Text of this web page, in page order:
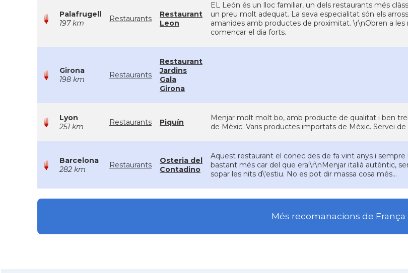
Palafrugell
197 km
Restaurants
Restaurant
Leon
EL León és un lloc familiar, un dels restaurants més
un preu molt adequat. La seva especialitat són els
amanides amb productes de proximitat. \r\nObren a
comencar el dia forts.
Girona
198 km
Restaurants
Restaurant
Jardins
Gala
Girona
Lyon
251 km
Restaurants Piquín
Menjar molt molt bo, amb producte de qualitat i ben
de Mèxic. Varis productes importats de Mèxic. Servei
Barcelona
282 km
Restaurants
Osteria del
Contadino
Aquest restaurant el conec des de fa vint anys i
bastant més car del que era!\r\nMenjar italià autèntic,
sopar les nits d\'estiu. No es pot dir massa cosa més...
Més recomanacions de França